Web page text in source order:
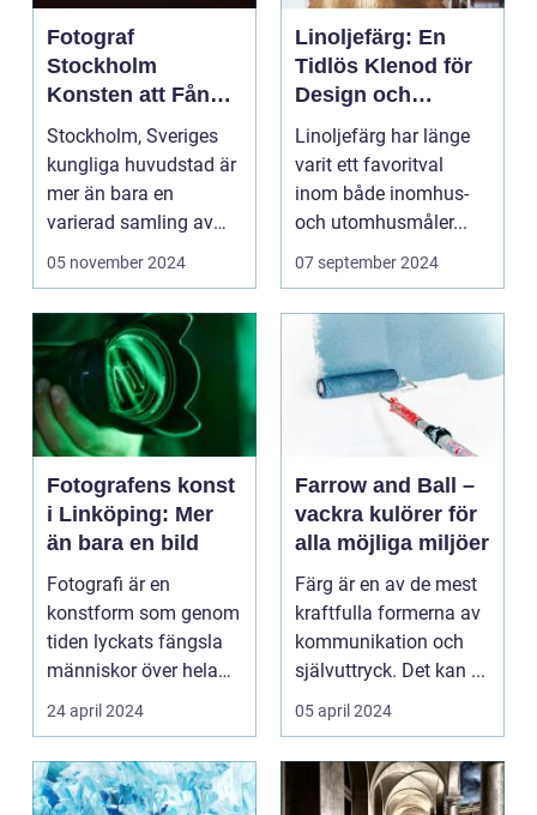
Fotograf
Stockholm
Konsten att Fånga
Ögonblick i
Huvudstaden
Stockholm, Sveriges
kungliga huvudstad är
mer än bara en
varierad samling av
pittoreska &o...
05 november 2024
Linoljefärg: En
Tidlös Klenod för
Design och
Hållbarhet
Linoljefärg har länge
varit ett favoritval
inom både inomhus-
och utomhusmåler...
07 september 2024
Fotografens konst
i Linköping: Mer
än bara en bild
Fotografi är en
konstform som genom
tiden lyckats fängsla
människor över hela
v&...
24 april 2024
Farrow and Ball –
vackra kulörer för
alla möjliga miljöer
Färg är en av de mest
kraftfulla formerna av
kommunikation och
självuttryck. Det kan ...
05 april 2024